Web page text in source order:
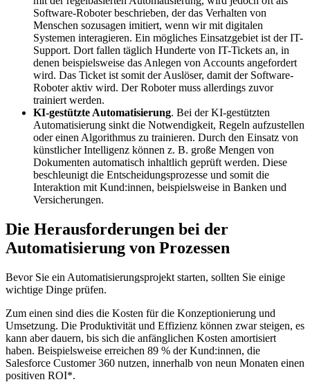
Software-Roboter beschrieben, der das Verhalten von
Menschen sozusagen imitiert, wenn wir mit digitalen
Systemen interagieren. Ein mögliches Einsatzgebiet ist der IT-
Support. Dort fallen täglich Hunderte von IT-Tickets an, in
denen beispielsweise das Anlegen von Accounts angefordert
wird. Das Ticket ist somit der Auslöser, damit der Software-
Roboter aktiv wird. Der Roboter muss allerdings zuvor
trainiert werden.
KI-gestützte Automatisierung. Bei der KI-gestützten
Automatisierung sinkt die Notwendigkeit, Regeln aufzustellen
oder einen Algorithmus zu trainieren. Durch den Einsatz von
künstlicher Intelligenz können z. B. große Mengen von
Dokumenten automatisch inhaltlich geprüft werden. Diese
beschleunigt die Entscheidungsprozesse und somit die
Interaktion mit Kund:innen, beispielsweise in Banken und
Versicherungen.
Die Herausforderungen bei der
Automatisierung von Prozessen
Bevor Sie ein Automatisierungsprojekt starten, sollten Sie einige
wichtige Dinge prüfen.
Zum einen sind dies die Kosten für die Konzeptionierung und
Umsetzung. Die Produktivität und Effizienz können zwar steigen, es
kann aber dauern, bis sich die anfänglichen Kosten amortisiert
haben. Beispielsweise erreichen 89 % der Kund:innen, die
Salesforce Customer 360 nutzen, innerhalb von neun Monaten einen
positiven ROI*.